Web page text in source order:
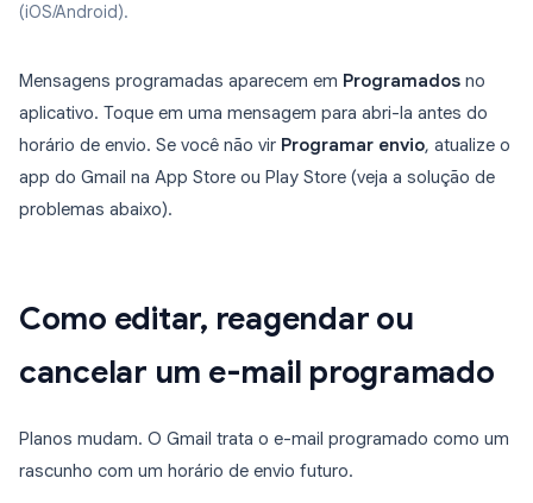
(iOS/Android).
Mensagens programadas aparecem em Programados no
aplicativo. Toque em uma mensagem para abri-la antes do
horário de envio. Se você não vir Programar envio, atualize o
app do Gmail na App Store ou Play Store (veja a solução de
problemas abaixo).
Como editar, reagendar ou
cancelar um e-mail programado
Planos mudam. O Gmail trata o e-mail programado como um
rascunho com um horário de envio futuro.